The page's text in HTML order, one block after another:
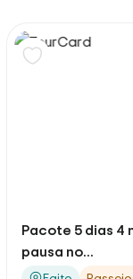
Odisseia do
dias